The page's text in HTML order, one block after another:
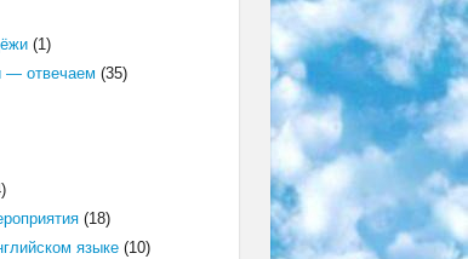
(1)
— отвечаем (35)
(18)
языке(10)